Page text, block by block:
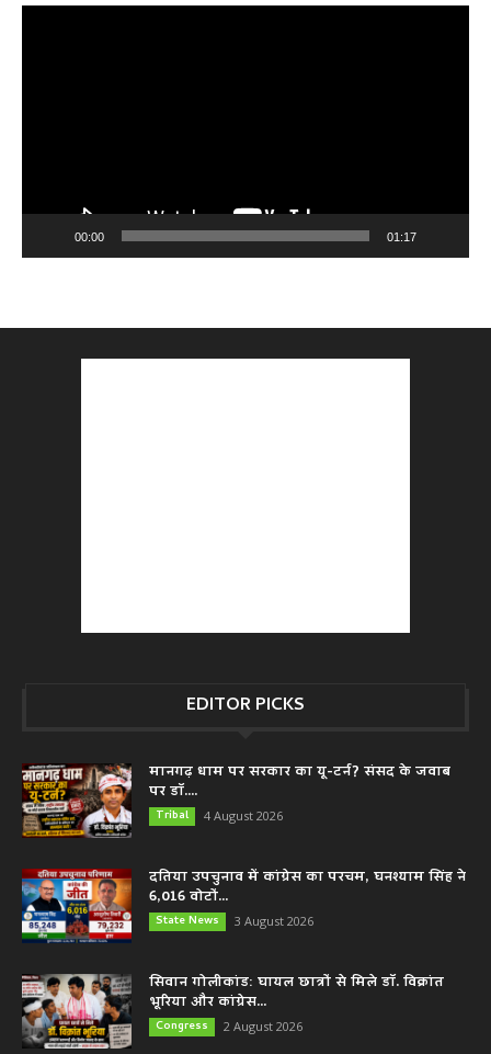
00:00 01:17
EDITOR PICKS
मानगढ़ धाम पर सरकार का यू-टर्न? संसद के जवाब
पर डॉ....
Tribal 4 August 2026
दतिया उपचुनाव में कांग्रेस का परचम, घनश्याम सिंह ने
6,016 वोटों...
State News 3 August 2026
सिवान गोलीकांड: घायल छात्रों से मिले डॉ. विक्रांत
भूरिया और कांग्रेस...
Congress 2 August 2026